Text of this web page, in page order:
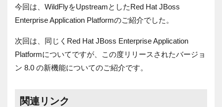
今回は、WildFlyをUpstreamとしたRed Hat JBoss
Enterprise Application Platformのご紹介でした。
次回は、同じくRed Hat JBoss Enterprise Application
Platformについてですが、この度リリースされたバージョ
ン 8.0 の新機能についてのご紹介です。
関連リンク